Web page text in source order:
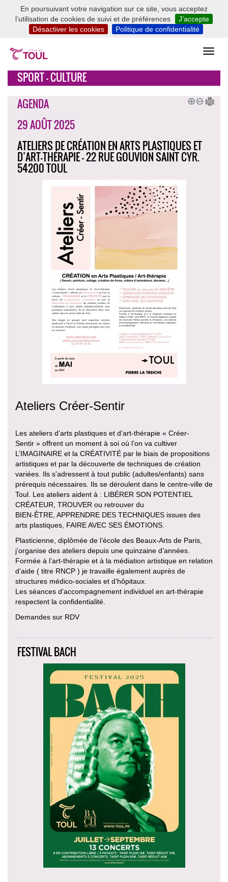
En poursuivant votre navigation sur ce site, vous acceptez
l’utilisation de cookies de suivi et de préférences
J’accepte
Désactiver les cookies
Politique de confidentialité
SPORT - CULTURE
AGENDA
29 AOÛT 2025
ATELIERS DE CRÉATION EN ARTS PLASTIQUES ET
D’ART-THÉRAPIE - 22 RUE GOUVION SAINT CYR.
54200 TOUL
Ateliers Créer-Sentir
Les ateliers d’arts plastiques et d’art-thérapie « Créer-
Sentir » offrent un moment à soi où l’on va cultiver
L’IMAGINAIRE et la CRÉATIVITÉ par le biais de propositions
artistiques et par la découverte de techniques de création
variées. Ils s’adressent à tout public (adultes/enfants) sans
prérequis nécessaires. Ils se déroulent dans le centre-ville de
Toul. Les ateliers aident à : LIBÉRER SON POTENTIEL
CRÉATEUR, TROUVER ou retrouver du
BIEN-ÊTRE, APPRENDRE DES TECHNIQUES issues des
arts plastiques, FAIRE AVEC SES ÉMOTIONS.
Plasticienne, diplômée de l’école des Beaux-Arts de Paris,
j’organise des ateliers depuis une quinzaine d’années.
Formée à l’art-thérapie et à la médiation artistique en relation
d’aide ( titre RNCP ) je travaille également auprès de
structures médico-sociales et d’hôpitaux.
Les séances d’accompagnement individuel en art-thérapie
respectent la confidentialité.
Demandes sur RDV
FESTIVAL BACH